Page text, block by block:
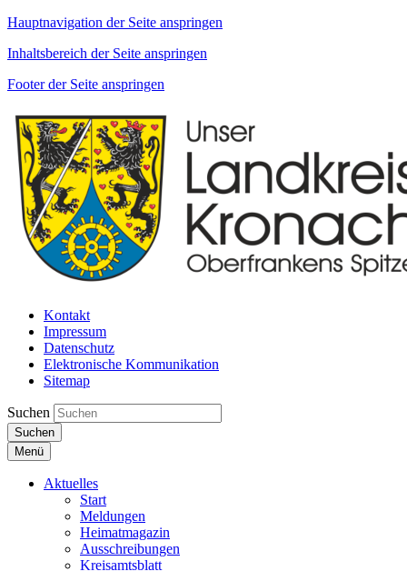
Hauptnavigation der Seite anspringen
Inhaltsbereich der Seite anspringen
Footer der Seite anspringen
Kontakt
Impressum
Datenschutz
Elektronische Kommunikation
Sitemap
Suchen
Suchen
Menü
Aktuelles
Start
Meldungen
Heimatmagazin
Ausschreibungen
Kreisamtsblatt